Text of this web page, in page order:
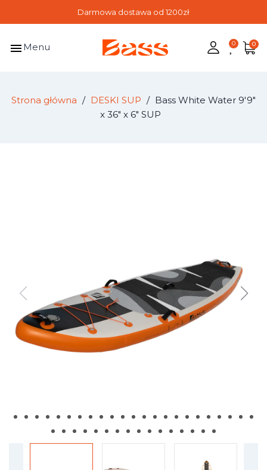
Darmowa dostawa od 1200zł
menu Menu
Strona główna DESKI SUP
Bass White Water 9'9"
x 36" x 6" SUP